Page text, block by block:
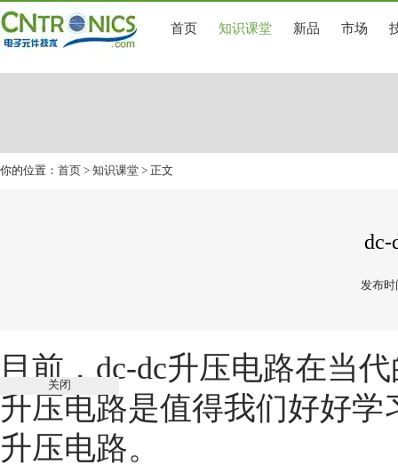
首页 知识课堂 新品 市场
你的位置： 首页 > 知识课堂 > 正文
dc-
发布时
目前， dc-dc升压电路在当
升压电路是值得我们好好学
升压电路。
关闭